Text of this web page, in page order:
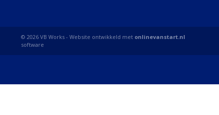
© 2026 VB Works - Website ontwikkeld met onlinevanstart.nl
software